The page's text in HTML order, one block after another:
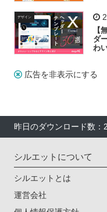
デザイン
【
ダ
わ
広告を非表示にする
昨日のダウンロード数：
シルエットについて
シルエットとは
運営会社